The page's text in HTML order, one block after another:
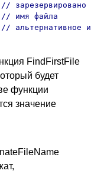
зарезервировано
имя файла
альтернативное
FindFirstFile
будет
функции
значение